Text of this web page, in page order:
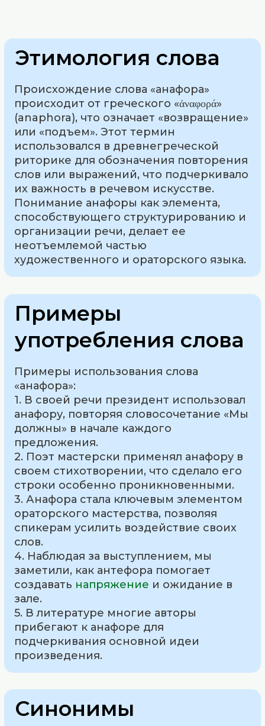
Этимология слова
Происхождение слова «анафора»
происходит от греческого «ἀναφορά»
(anaphora), что означает «возвращение»
или «подъем». Этот термин
использовался в древнегреческой
риторике для обозначения повторения
слов или выражений, что подчеркивало
их важность в речевом искусстве.
Понимание анафоры как элемента,
способствующего структурированию и
организации речи, делает ее
неотъемлемой частью
художественного и ораторского языка.
Примеры
употребления слова
Примеры использования слова
«анафора»:
1. В своей речи президент использовал
анафору, повторяя словосочетание «Мы
должны» в начале каждого
предложения.
2. Поэт мастерски применял анафору в
своем стихотворении, что сделало его
строки особенно проникновенными.
3. Анафора стала ключевым элементом
ораторского мастерства, позволяя
спикерам усилить воздействие своих
слов.
4. Наблюдая за выступлением, мы
заметили, как антефора помогает
создавать напряжение и ожидание в
зале.
5. В литературе многие авторы
прибегают к анафоре для
подчеркивания основной идеи
произведения.
Синонимы